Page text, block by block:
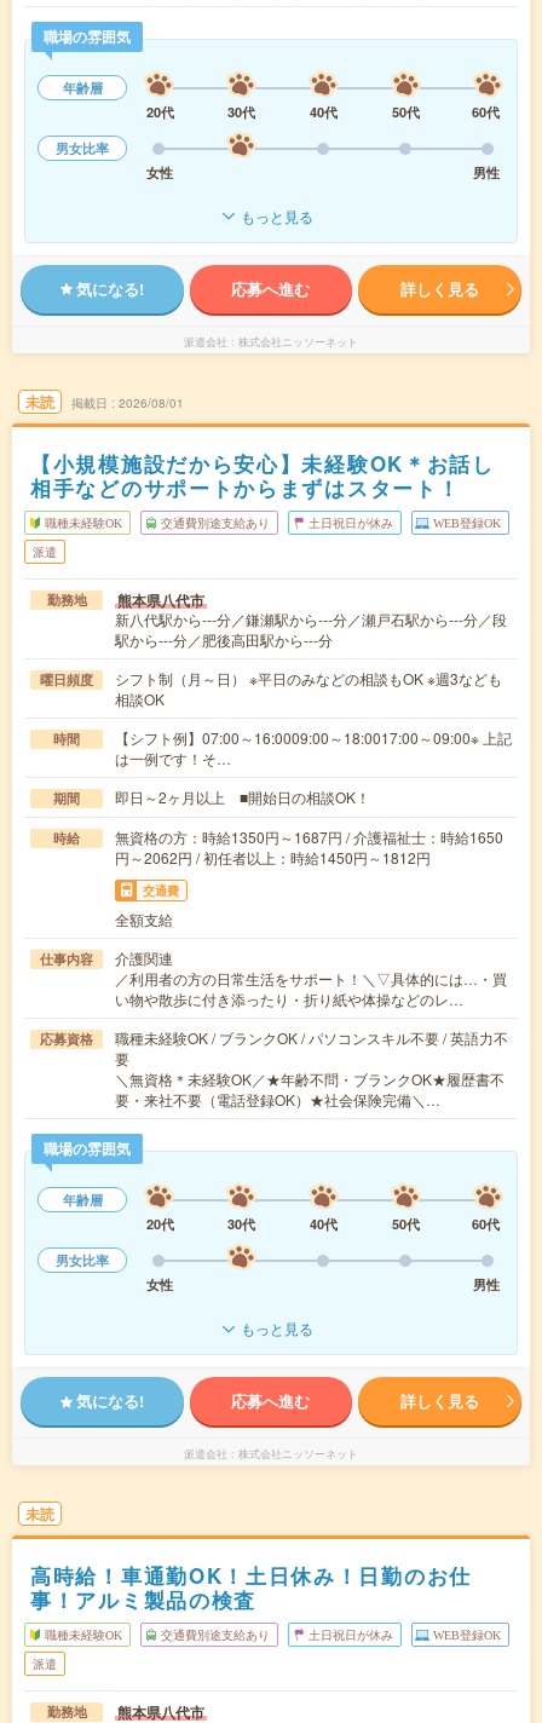
職場の雰囲気
年齢層
20代
30代 40代 50代
60代
男女比率
女性
男性
もっと見る
気になる! 応募へ進む 詳しく見る
派遣会社 株式会社ニッソーネット
未読 掲載日 2026/08/01
【小規模施設だから安心】未経験OK＊お話し
相手などのサポートからまずはスタート！
職種未経験OK 交通費別途支給あり 土日祝日が休み WEB登録OK
派遣
勤務地 熊本県八代市
新八代駅から---分／鎌瀬駅から---分／瀬戸石駅から---分／段
駅から---分／肥後高田駅から---分
曜日頻度
シフト制（月～日） ※平日のみなどの相談もOK ※週3なども
相談OK
時間
【シフト例】07:00～16:0009:00～18:0017:00～09:00※ 上記
は一例です！そ…
期間 即日～2ヶ月以上 ■開始日の相談OK！
時給
無資格の方：時給1350円～1687円 / 介護福祉士：時給1650
円～2062円 / 初任者以上：時給1450円～1812円
交通費
全額支給
仕事内容
介護関連
／利用者の方の日常生活をサポート！＼▽具体的には…・買
い物や散歩に付き添ったり・折り紙や体操などのレ…
応募資格
職種未経験OK / ブランクOK / パソコンスキル不要 / 英語力不
要
＼無資格＊未経験OK／★年齢不問・ブランクOK★履歴書不
要・来社不要（電話登録OK）★社会保険完備＼…
職場の雰囲気
年齢層
20代
30代 40代 50代
60代
男女比率
女性
男性
もっと見る
気になる! 応募へ進む 詳しく見る
派遣会社 株式会社ニッソーネット
未読
高時給！車通勤OK！土日休み！日勤のお仕
事！アルミ製品の検査
職種未経験OK 交通費別途支給あり 土日祝日が休み WEB登録OK
派遣
勤務地 熊本県八代市